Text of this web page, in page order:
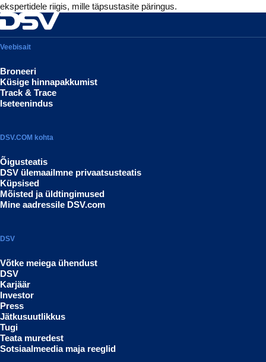
ekspertidele riigis, mille täpsustasite päringus.
Veebisait
Broneeri
Küsige hinnapakkumist
Track & Trace
Iseteenindus
DSV.COM kohta
Õigusteatis
DSV ülemaailmne privaatsusteatis
Küpsised
Mõisted ja üldtingimused
Mine aadressile DSV.com
DSV
Võtke meiega ühendust
DSV
Karjäär
Investor
Press
Jätkusuutlikkus
Tugi
Teata muredest
Sotsiaalmeedia maja reeglid